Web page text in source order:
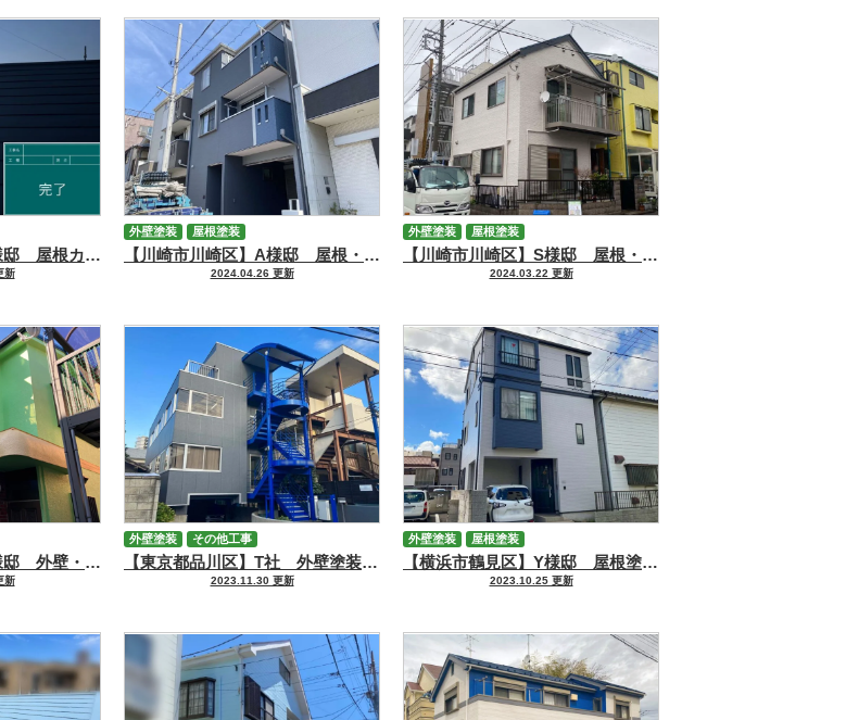
【横浜市都筑区】K様邸 屋根カバー・外壁塗装工事
新
【川崎市川崎区】A様邸 屋根・外壁塗装工事
2024.04.26 更新
外壁塗装 屋根塗装
【川崎市川崎区】S様邸 屋根・外壁塗装工事
2024.03.22 更新
外壁塗装 屋根塗装
【川崎市川崎区】H様邸 外壁・屋根塗装工事
新
【東京都品川区】T社 外壁塗装・鉄部塗装・シーリング
2023.11.30 更新
外壁塗装 その他工事
【横浜市鶴見区】Y様邸 屋根塗装・外壁塗装・シーリング工事
2023.10.25 更新
外壁塗装 屋根塗装